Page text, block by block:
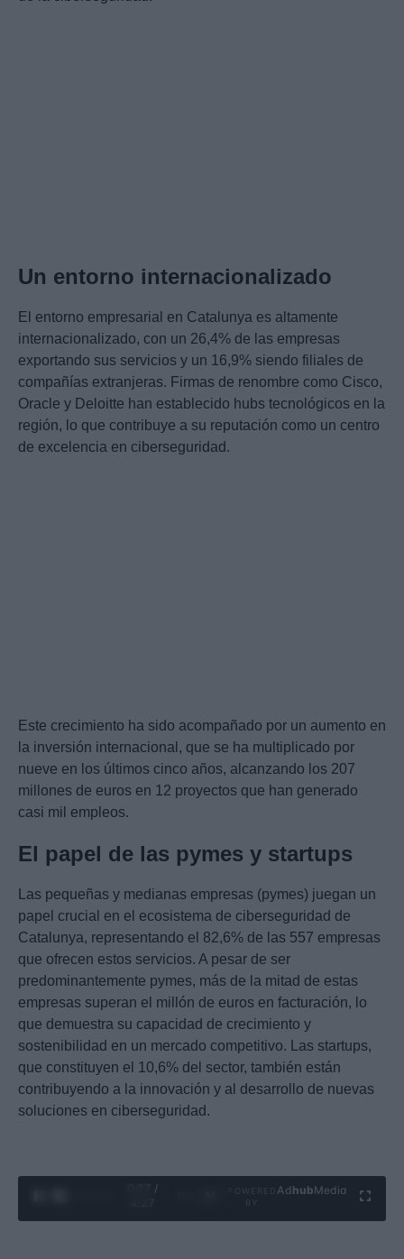
Un entorno internacionalizado
El entorno empresarial en Catalunya es altamente
internacionalizado, con un 26,4% de las empresas
exportando sus servicios y un 16,9% siendo filiales de
compañías extranjeras. Firmas de renombre como Cisco,
Oracle y Deloitte han establecido hubs tecnológicos en la
región, lo que contribuye a su reputación como un centro
de excelencia en ciberseguridad.
Este crecimiento ha sido acompañado por un aumento en
la inversión internacional, que se ha multiplicado por
nueve en los últimos cinco años, alcanzando los 207
millones de euros en 12 proyectos que han generado
casi mil empleos.
El papel de las pymes y startups
Las pequeñas y medianas empresas (pymes) juegan un
papel crucial en el ecosistema de ciberseguridad de
Catalunya, representando el 82,6% de las 557 empresas
que ofrecen estos servicios. A pesar de ser
predominantemente pymes, más de la mitad de estas
empresas superan el millón de euros en facturación, lo
que demuestra su capacidad de crecimiento y
sostenibilidad en un mercado competitivo. Las startups,
que constituyen el 10,6% del sector, también están
contribuyendo a la innovación y al desarrollo de nuevas
soluciones en ciberseguridad.
0:28 /
Ad hubMedia